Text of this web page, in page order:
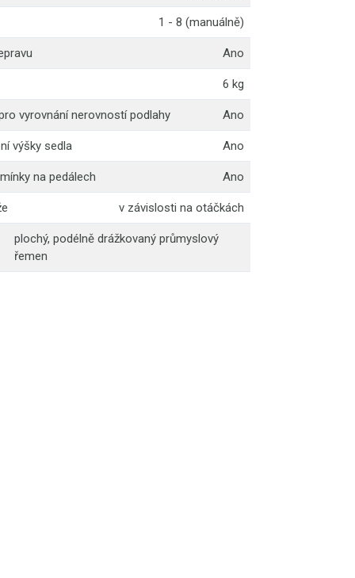
1 - 8 (manuálně)
Ano
6 kg
vyrovnání nerovností podlahy Ano
výšky sedla Ano
na pedálech Ano
v závislosti na otáčkách
plochý, podélně drážkovaný průmyslový
řemen